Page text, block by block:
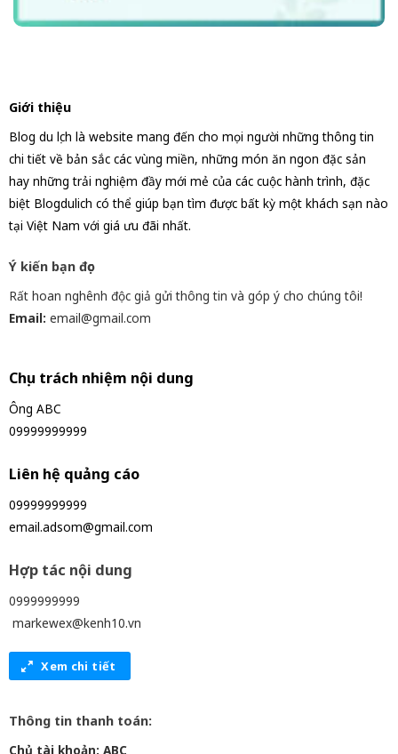
Giới thiệu
Blog du lịch là website mang đến cho mọi người những thông tin
chi tiết về bản sắc các vùng miền, những món ăn ngon đặc sản
hay những trải nghiệm đầy mới mẻ của các cuộc hành trình, đặc
biệt Blogdulich có thể giúp bạn tìm được bất kỳ một khách sạn nào
tại Việt Nam với giá ưu đãi nhất.
Ý kiến bạn đọc
Rất hoan nghênh độc giả gửi thông tin và góp ý cho chúng tôi!
Email: email@gmail.com
Chịu trách nhiệm nội dung
Ông ABC
09999999999
Liên hệ quảng cáo
09999999999
email.adsom@gmail.com
Hợp tác nội dung
0999999999
markewex@kenh10.vn
Xem chi tiết
Thông tin thanh toán:
Chủ tài khoản: ABC